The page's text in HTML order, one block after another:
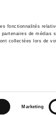
fonctionnalités
de médias
collectées lors de
Marketing
History